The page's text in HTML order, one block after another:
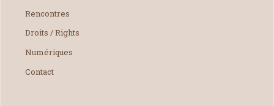
Rencontres
Droits / Rights
Numériques
Contact